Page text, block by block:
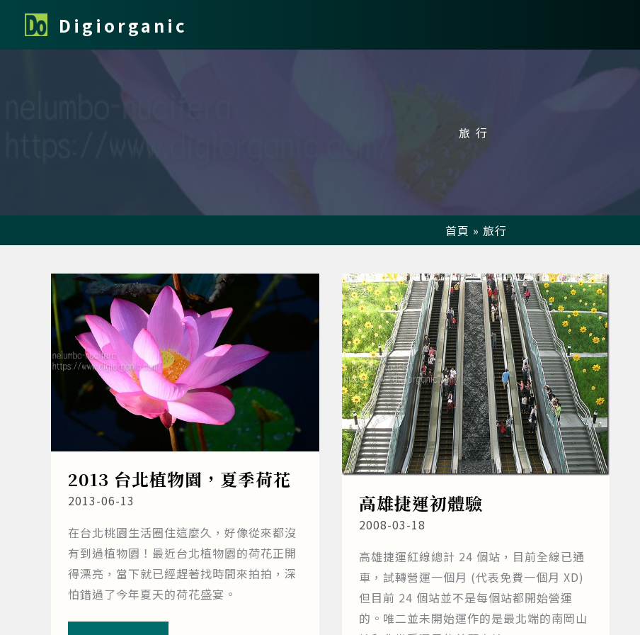
主
Digiorganic
旅行
首頁 » 旅行
2013 台北植物園，夏季荷花
2013-06-13
在台北桃園生活圈住這麼久，好像從來都沒
有到過植物園！最近台北植物園的荷花正開
得漂亮，當下就已經趕著找時間來拍拍，深
怕錯過了今年夏天的荷花盛宴。
高雄捷運初體驗
2008-03-18
高雄捷運紅線總計 24 個站，目前全線已通
車，試轉營運一個月 (代表免費一個月 XD)
但目前 24 個站並不是每個站都開始營運
的。唯二並未開始運作的是最北端的南岡山